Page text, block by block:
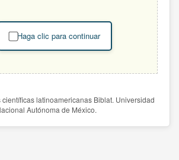
Haga clic para continuar
latinoamericanas Biblat. Universidad
Autónoma de México.